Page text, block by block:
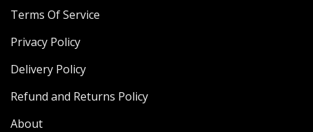
Terms Of Service
Privacy Policy
Delivery Policy
Refund and Returns Policy
About